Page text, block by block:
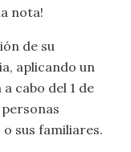
nota!
de su
aplicando un
cabo del 1 de
sus familiares.